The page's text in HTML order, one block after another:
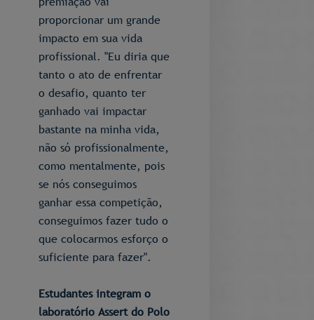
proporcionar um grande
impacto em sua vida
profissional. "Eu diria que
tanto o ato de enfrentar
o desafio, quanto ter
ganhado vai impactar
bastante na minha vida,
não só profissionalmente,
como mentalmente, pois
se nós conseguimos
ganhar essa competição,
conseguimos fazer tudo o
que colocarmos esforço o
suficiente para fazer".
Estudantes integram o
laboratório Assert do Polo